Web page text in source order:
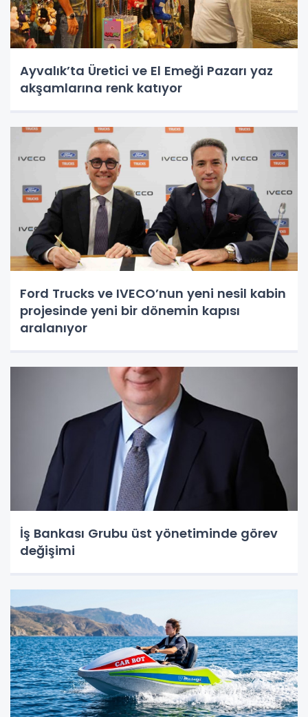
Ayvalık’ta Üretici ve El Emeği Pazarı yaz
akşamlarına renk katıyor
Ford Trucks ve IVECO’nun yeni nesil kabin
projesinde yeni bir dönemin kapısı
aralanıyor
İş Bankası Grubu üst yönetiminde görev
değişimi